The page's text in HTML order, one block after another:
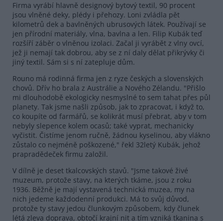
Firma vyrábí hlavně designový bytový textil, 90 procent
jsou vlněné deky, plédy i přehozy. Loni zvládla pět
kilometrů dek a bavlněných ubrusových látek. Používají se
jen přírodní materiály, vlna, bavlna a len. Filip Kubák teď
rozšíří záběr o vlněnou izolaci. Začal ji vyrábět z vlny ovcí,
jež ji nemají tak dobrou, aby se z ní daly dělat přikrývky či
jiný textil. Sám si s ní zatepluje dům.
Rouno má rodinná firma jen z ryze českých a slovenských
chovů. Dřív ho brala z Austrálie a Nového Zélandu. "Přišlo
mi dlouhodobě ekologicky nesmyslné to sem tahat přes půl
planety. Tak jsme našli způsob, jak to zpracovat, i když to,
co koupíte od farmářů, se kolikrát musí přebrat, aby v tom
nebyly slepence kolem ocasů; také vyprat, mechanicky
vyčistit. Čistíme jenom ručně, žádnou kyselinou, aby vlákno
zůstalo co nejméně poškozené," řekl 32letý Kubák, jehož
prapradědeček firmu založil.
V dílně je deset tkalcovských stavů. "Jsme takové živé
muzeum, protože stavy, na kterých tkáme, jsou z roku
1936. Běžně je mají vystavená technická muzea, my na
nich jedeme každodenní produkci. Má to svůj důvod,
protože ty stavy jedou člunkovým způsobem, kdy člunek
létá zleva doprava, obtočí krajní nit a tím vzniká tkanina s